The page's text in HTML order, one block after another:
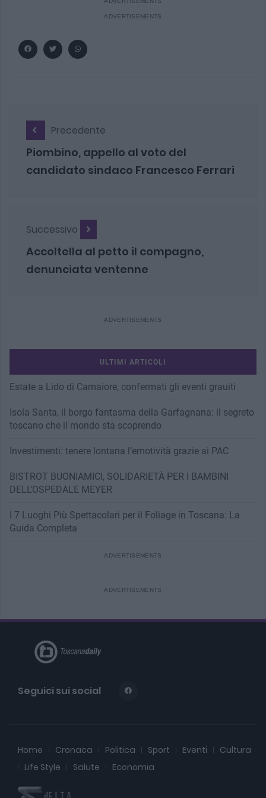
Precedente
Piombino, appello al voto del
candidato sindaco Francesco Ferrari
Successivo
Accoltella al petto il compagno,
denunciata ventenne
ULTIMI ARTICOLI
Estate a Lido di Camaiore, confermati gli eventi grauiti
Isola Santa, il borgo fantasma della Garfagnana: il segreto
toscano che il mondo sta scoprendo
Investimenti: tenere lontana l’emotività grazie ai PAC
BISTROT BUONIAMICI, SOLIDARIETÀ PER I BAMBINI
DELL’OSPEDALE MEYER
I 7 Luoghi Più Spettacolari per il Foliage in Toscana: La
Guida Completa
Seguici sui social
Home Cronaca Politica Sport Eventi
Cultura
Life Style
Salute Economia